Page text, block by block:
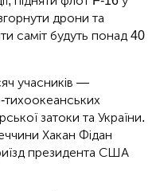
дрони та
саміт будуть понад 40
учасників —
тихоокеанських
затоки та України.
Хакан Фідан
президента США